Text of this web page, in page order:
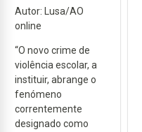
Autor: Lusa/AO
online
“O novo crime de
violência escolar, a
instituir, abrange o
fenómeno
correntemente
designado como